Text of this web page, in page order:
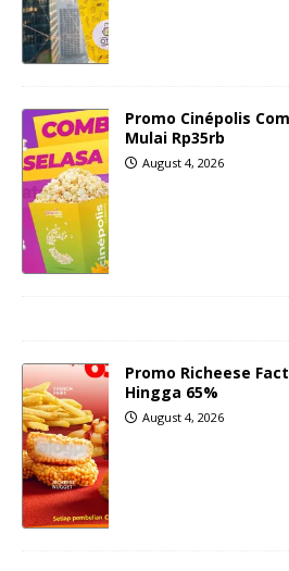
Promo Cinépolis
Mulai Rp35rb
August 4, 2026
Promo Richeese
Hingga 65%
August 4, 2026